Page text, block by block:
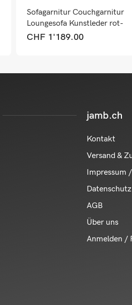
Sofagarnitur Couchgarnitur
Loungesofa Kunstleder rot-
braun
CHF1'189.00
jamb.ch
Kontakt
Versand &
Impressum
Datenschutz
AGB
Über uns
Anmelden /